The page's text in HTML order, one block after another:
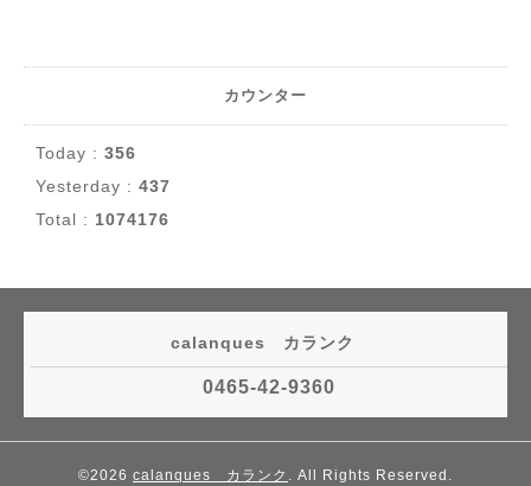
カウンター
Today : 356
Yesterday : 437
Total : 1074176
calanques カランク
0465-42-9360
©2026 calanques カランク . All Rights Reserved.